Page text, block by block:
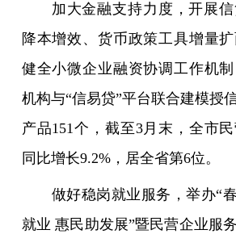
加大金融支持力度，开展
降本增效、货币政策工具增量
健全小微企业融资协调工作机
机构与“信易贷”平台联合建模授
产品151个，截至3月末，全市
同比增长9.2%，居全省第6位。
做好稳岗就业服务，举办“
就业 惠民助发展”暨民营企业服